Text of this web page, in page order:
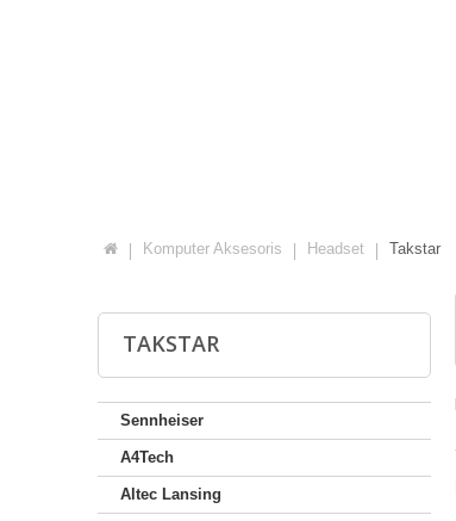
Komputer Aksesoris Headset Takstar
TAKSTAR
Sennheiser
A4Tech
Altec Lansing